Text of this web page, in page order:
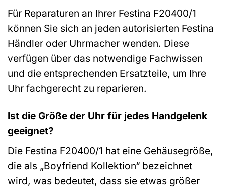
Für Reparaturen an Ihrer Festina F20400/1
können Sie sich an jeden autorisierten Festina
Händler oder Uhrmacher wenden. Diese
verfügen über das notwendige Fachwissen
und die entsprechenden Ersatzteile, um Ihre
Uhr fachgerecht zu reparieren.
Ist die Größe der Uhr für jedes Handgelenk
geeignet?
Die Festina F20400/1 hat eine Gehäusegröße,
die als „Boyfriend Kollektion“ bezeichnet
wird, was bedeutet, dass sie etwas größer